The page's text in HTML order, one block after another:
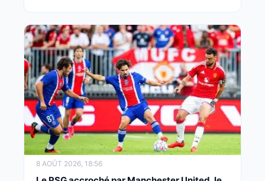
8 AOÛT 2026, 18:56